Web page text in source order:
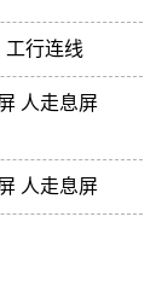
工行连线
人走息屏
人走息屏